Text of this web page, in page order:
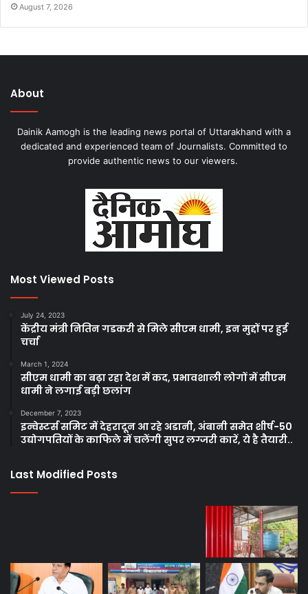
August 7, 2026
About
Dainik Aamogh is the leading news portal of Uttarakhand with a
dedicated and experienced team of Journalists. Committed to
provide authentic news to our viewers.
Most Viewed Posts
July 24, 2023
केंद्रीय मंत्री नितिन गडकरी से मिले सीएम धामी, इन मुद्दों पर हुई
चर्चा
March 1, 2024
सीएम धामी का बढ़ा रहा देश में कद, प्रभावशाली लोगों में सीएम
धामी ने लगाई बड़ी छलांग
December 7, 2023
इन्वेस्टर्स समिट में देहरादून आ रहे अडानी, अंबानी समेत शीर्ष-50
उद्योगपतियों के काफिले में चलेंगी सुपर लग्जरी कारें, ये है तैयारी..
Last Modified Posts